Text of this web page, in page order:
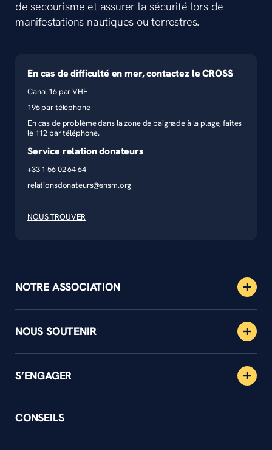
de secourisme et assurer la sécurité lors de
manifestations nautiques ou terrestres.
En cas de difficulté en mer, contactez le CROSS
Canal 16 par VHF
196 par téléphone
En cas de problème dans la zone de baignade à la plage, faites
le 112 par téléphone.
Service relation donateurs
+33 1 56 02 64 64
relationsdonateurs@snsm.org
NOUS TROUVER
NOTRE ASSOCIATION
NOUS SOUTENIR
S’ENGAGER
CONSEILS